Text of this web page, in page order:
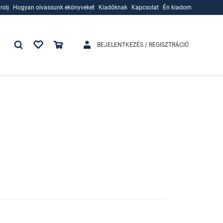
Hogyan olvassunk ekönyveket
Kiadóknak
Kapcsolat Én kiadom
BEJELENTKEZÉS / REGISZTRÁCIÓ